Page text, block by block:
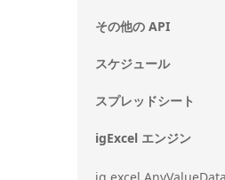
その他の API
スケジュール
スプレッドシート
igExcel エンジン